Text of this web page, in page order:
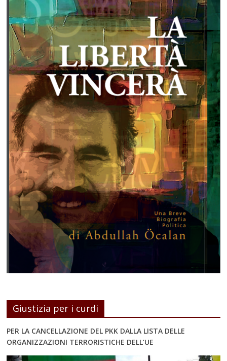
Giustizia per i curdi
PER LA CANCELLAZIONE DEL PKK DALLA LISTA DELLE
ORGANIZZAZIONI TERRORISTICHE DELL’UE